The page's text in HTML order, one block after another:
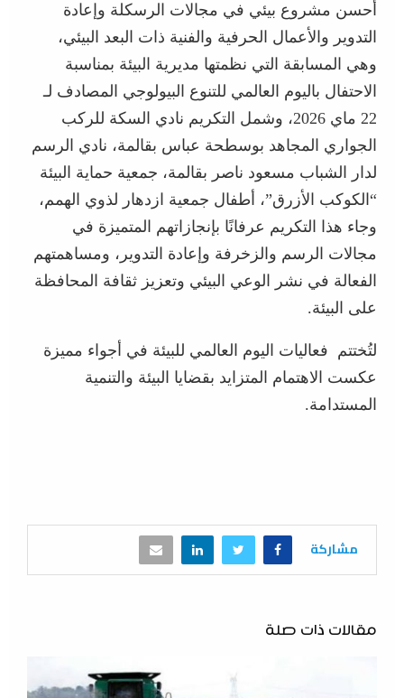
أحسن مشروع بيئي في مجالات الرسكلة وإعادة
التدوير والأعمال الحرفية والفنية ذات البعد البيئي،
وهي المسابقة التي نظمتها مديرية البيئة بمناسبة
الاحتفال باليوم العالمي للتنوع البيولوجي المصادف لـ
22 ماي 2026، وشمل التكريم نادي السكة للركب
الجواري المجاهد بوسطحة عباس بقالمة، نادي الرسم
لدار الشباب مسعود ناصر بقالمة، جمعية حماية البيئة
“الكوكب الأزرق”، أطفال جمعية ازدهار لذوي الهمم،
وجاء هذا التكريم عرفانًا بإنجازاتهم المتميزة في
مجالات الرسم والزخرفة وإعادة التدوير، ومساهمتهم
الفعالة في نشر الوعي البيئي وتعزيز ثقافة المحافظة
على البيئة.
لتُختتم فعاليات اليوم العالمي للبيئة في أجواء مميزة
عكست الاهتمام المتزايد بقضايا البيئة والتنمية
المستدامة.
مشاركة
مقالات ذات صلة